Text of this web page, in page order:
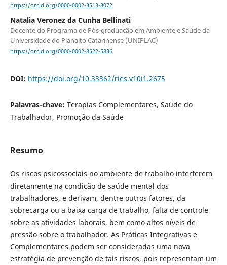
https://orcid.org/0000-0002-3513-8072
Natalia Veronez da Cunha Bellinati
Docente do Programa de Pós-graduação em Ambiente e Saúde da
Universidade do Planalto Catarinense (UNIPLAC)
https://orcid.org/0000-0002-8522-5836
DOI: https://doi.org/10.33362/ries.v10i1.2675
Palavras-chave: Terapias Complementares, Saúde do
Trabalhador, Promoção da Saúde
Resumo
Os riscos psicossociais no ambiente de trabalho interferem
diretamente na condição de saúde mental dos
trabalhadores, e derivam, dentre outros fatores, da
sobrecarga ou a baixa carga de trabalho, falta de controle
sobre as atividades laborais, bem como altos níveis de
pressão sobre o trabalhador. As Práticas Integrativas e
Complementares podem ser consideradas uma nova
estratégia de prevenção de tais riscos, pois representam um